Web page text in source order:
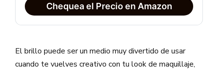
Chequea el Precio en Amazon
El brillo puede ser un medio muy divertido de usar
cuando te vuelves creativo con tu look de maquillaje,